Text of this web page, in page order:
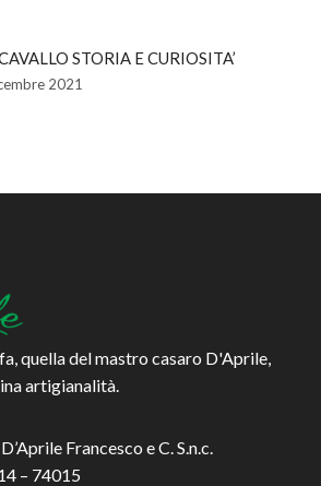
STORIA E CURIOSITA’
2021
quella del mastro casaro D'Aprile,
artigianalità.
Francesco e C. S.n.c.
– 74015